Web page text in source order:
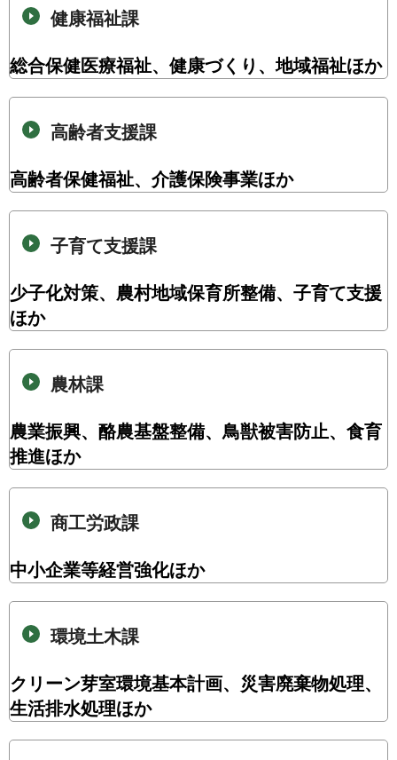
健康福祉課
総合保健医療福祉、健康づくり、地域福祉ほか
高齢者支援課
高齢者保健福祉、介護保険事業ほか
子育て支援課
少子化対策、農村地域保育所整備、子育て支援
ほか
農林課
農業振興、酪農基盤整備、鳥獣被害防止、食育
推進ほか
商工労政課
中小企業等経営強化ほか
環境土木課
クリーン芽室環境基本計画、災害廃棄物処理、
生活排水処理ほか